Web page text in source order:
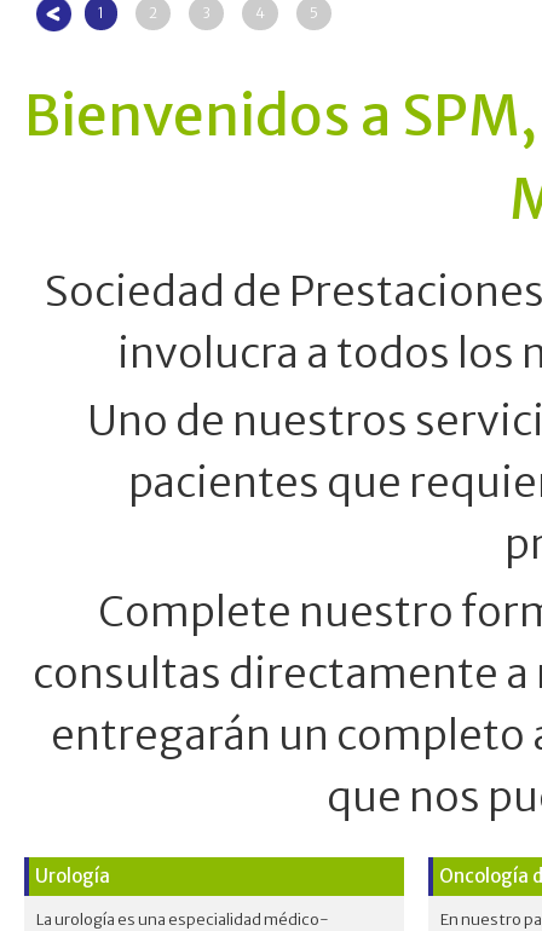
1 2 3 4 5
Bienvenidos a
Sociedad de
involucra a todos los
Uno de nuestros
pacientes que
Complete nuestro
consultas directamente
entregarán un completo
que nos
Urología
La urología es una especialidad médico-
Oncología
En nuestro